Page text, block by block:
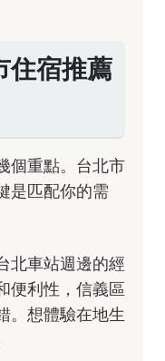
住宿推薦
個重點。台北市
是匹配你的需
北車站週邊的經
便利性，信義區
。想體驗在地生